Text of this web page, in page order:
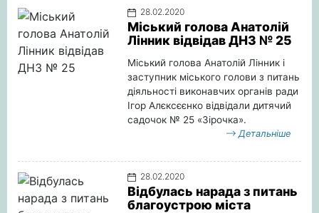
28.02.2020
Міський голова Анатолій
Лінник відвідав ДНЗ № 25
Міський голова Анатолій Лінник і
заступник міського голови з питань
діяльності виконавчих органів ради
Ігор Алєксєєнко відвідали дитячий
садочок № 25 «Зірочка».
Детальніше
28.02.2020
Відбулась нарада з питань
благоустрою міста